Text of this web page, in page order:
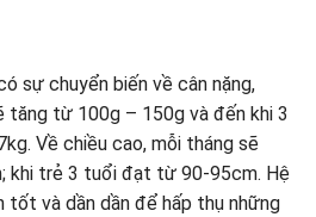
con
cụ học tập
pháp giáo dục sớm
0-3 tuổi ba mẹ nên đọc
ai?
sách
sự chuyển biến về cân nặng,
tăng từ 100g – 150g và đến khi 3
Về chiều cao, mỗi tháng sẽ
khi trẻ 3 tuổi đạt từ 90-95cm. Hệ
và dần dần để hấp thụ những